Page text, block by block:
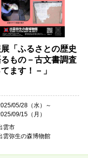
「ふるさとの歴史
もの－古文書調査
ます！－」
05/28（水）～
09/15（月）
雲市
雲弥生の森博物館